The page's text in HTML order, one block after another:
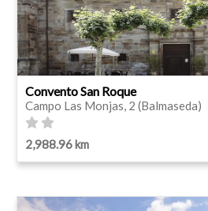
Convento San Roque
Campo Las Monjas, 2 (Balmaseda)
2,988.96 km